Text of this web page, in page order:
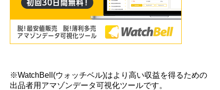
※WatchBell(ウォッチベル)はより高い収益を得るための
出品者用アマゾンデータ可視化ツールです。